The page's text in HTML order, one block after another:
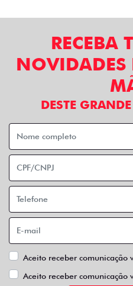
RECEBA
NOVIDADES
DESTE
Aceito receber comunicação
Aceito receber comunicação